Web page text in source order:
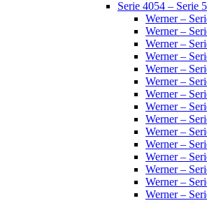
Serie 4054 – Serie
Werner –
Werner –
Werner –
Werner –
Werner –
Werner –
Werner –
Werner –
Werner –
Werner –
Werner –
Werner –
Werner –
Werner –
Werner –